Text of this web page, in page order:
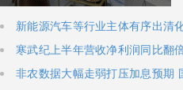
式AI与人形机器人加速培育全新
增长极
新能源汽车等行业主体有序出清
寒武纪上半年营收净利润同比翻
非农数据大幅走弱打压加息预期